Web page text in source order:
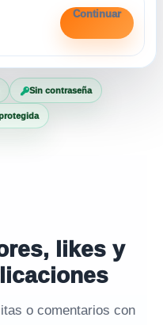
Continuar
Sin contraseña
likes y
o comentarios con